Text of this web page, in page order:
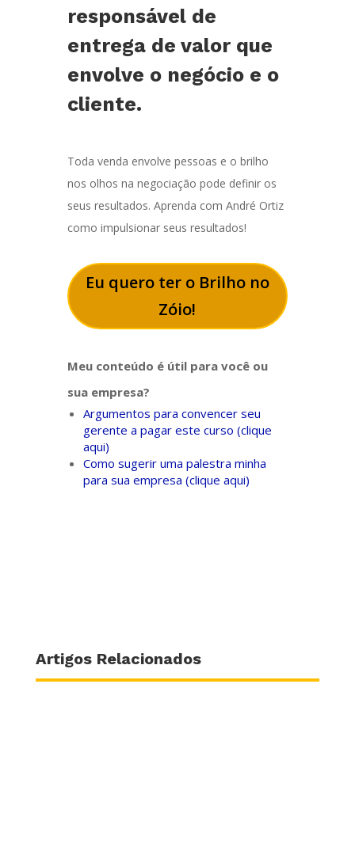
responsável de
entrega de valor que
envolve o negócio e o
cliente.
Toda venda envolve pessoas e o brilho
nos olhos na negociação pode definir os
seus resultados. Aprenda com André Ortiz
como impulsionar seus resultados!
Eu quero ter o Brilho no
Zóio!
Meu conteúdo é útil para você ou
sua empresa?
Argumentos para convencer seu
gerente a pagar este curso (clique
aqui)
Como sugerir uma palestra minha
para sua empresa (clique aqui)
Artigos Relacionados